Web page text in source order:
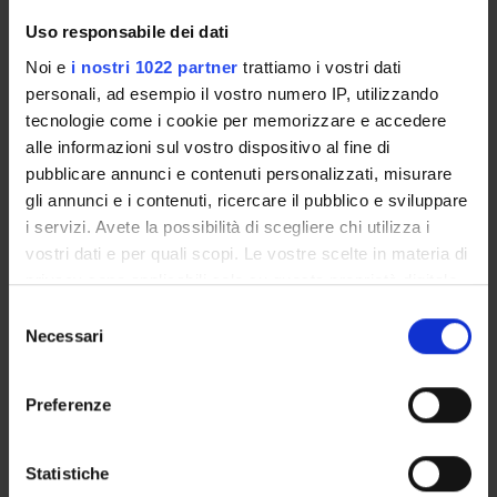
Uso responsabile dei dati
Noi e i nostri 1022 partner trattiamo i vostri dati
personali, ad esempio il vostro numero IP, utilizzando
tecnologie come i cookie per memorizzare e accedere
alle informazioni sul vostro dispositivo al fine di
pubblicare annunci e contenuti personalizzati, misurare
gli annunci e i contenuti, ricercare il pubblico e sviluppare
i servizi. Avete la possibilità di scegliere chi utilizza i
vostri dati e per quali scopi. Le vostre scelte in materia di
privacy sono applicabili solo su questa proprietà digitale
modificare o revocare il proprio consenso in qualsiasi
momento dalla Dichiarazione sui cookie o facendo clic
raccogliere informazioni sulla tua posizione
delNecessari
Preferenze
Statistiche
and tumor cell lines.
ENTI FINANZIATORI:
Finanziamento:assegnato e gestito dal Dipartimento
PARTECIPANTI AL PROGETTO
Anna Baruzzi
Giorgio Berton
Patologia Generale